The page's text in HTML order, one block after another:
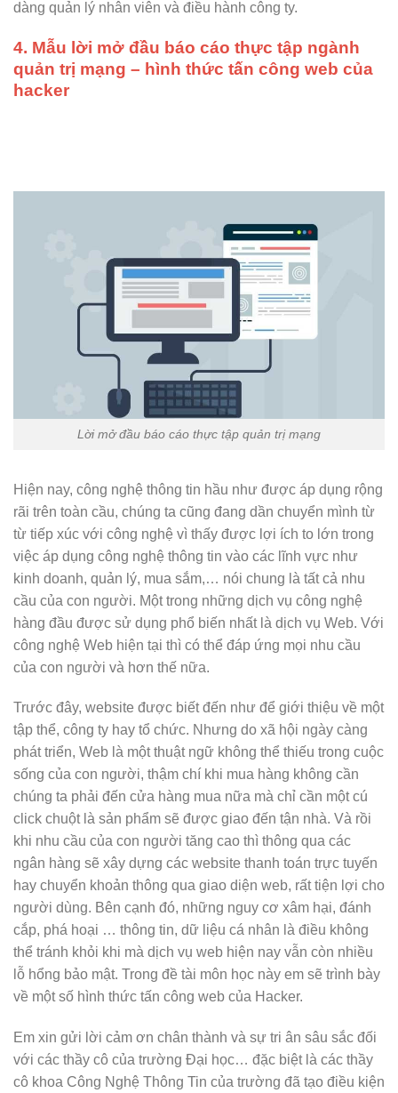
dàng quản lý nhân viên và điều hành công ty.
4. Mẫu lời mở đầu báo cáo thực tập ngành
quản trị mạng – hình thức tấn công web của
hacker
Lời mở đầu báo cáo thực tập quản trị mạng
Hiện nay, công nghệ thông tin hầu như được áp dụng rộng
rãi trên toàn cầu, chúng ta cũng đang dần chuyển mình từ
từ tiếp xúc với công nghệ vì thấy được lợi ích to lớn trong
việc áp dụng công nghệ thông tin vào các lĩnh vực như
kinh doanh, quản lý, mua sắm,… nói chung là tất cả nhu
cầu của con người. Một trong những dịch vụ công nghệ
hàng đầu được sử dụng phổ biến nhất là dịch vụ Web. Với
công nghệ Web hiện tại thì có thể đáp ứng mọi nhu cầu
của con người và hơn thế nữa.
Trước đây, website được biết đến như để giới thiệu về một
tập thể, công ty hay tổ chức. Nhưng do xã hội ngày càng
phát triển, Web là một thuật ngữ không thể thiếu trong cuộc
sống của con người, thậm chí khi mua hàng không cần
chúng ta phải đến cửa hàng mua nữa mà chỉ cần một cú
click chuột là sản phẩm sẽ được giao đến tận nhà. Và rồi
khi nhu cầu của con người tăng cao thì thông qua các
ngân hàng sẽ xây dựng các website thanh toán trực tuyến
hay chuyển khoản thông qua giao diện web, rất tiện lợi cho
người dùng. Bên cạnh đó, những nguy cơ xâm hại, đánh
cắp, phá hoại … thông tin, dữ liệu cá nhân là điều không
thể tránh khỏi khi mà dịch vụ web hiện nay vẫn còn nhiều
lỗ hổng bảo mật. Trong đề tài môn học này em sẽ trình bày
về một số hình thức tấn công web của Hacker.
Em xin gửi lời cảm ơn chân thành và sự tri ân sâu sắc đối
với các thầy cô của trường Đại học… đặc biệt là các thầy
cô khoa Công Nghệ Thông Tin của trường đã tạo điều kiện